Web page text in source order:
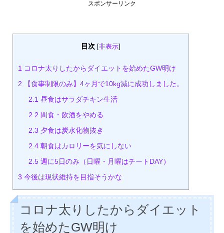
スポンサーリンク
目次 [非表示]
1 コロナ太りしたからダイエットを始めたGW明け
2 【食事制限のみ】4ヶ月で10kg減に成功しました。
2.1 昼食はサラダチキン生活
2.2 間食・飲酒をやめる
2.3 夕食は炭水化物抜き
2.4 朝食はカロリーを気にしない
2.5 週に5日のみ（日曜・月曜はチートDAY）
3 今後は現状維持を目指そうかな
コロナ太りしたからダイエット
を始めたGW明け